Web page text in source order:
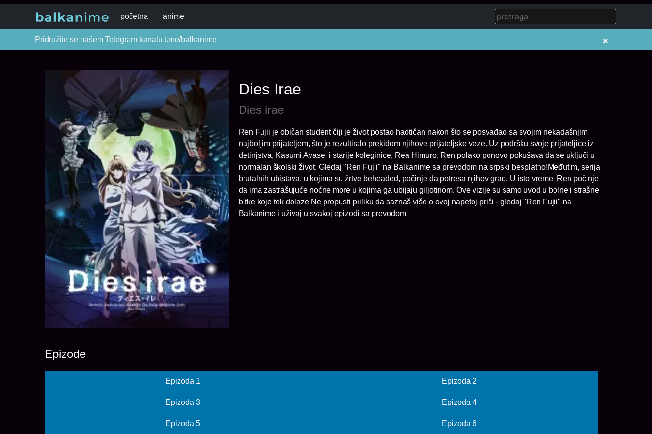
početna anime
Pridružite se našem Telegram kanalu t.me/balkanime ×
Dies Irae
Dies irae
Ren Fujii je običan student čiji je život postao haotičan nakon što se posvađao sa svojim nekadašnjim
najboljim prijateljem, što je rezultiralo prekidom njihove prijateljske veze. Uz podršku svoje prijateljice iz
detinjstva, Kasumi Ayase, i starije koleginice, Rea Himuro, Ren polako ponovo pokušava da se uključi u
normalan školski život. Gledaj "Ren Fujii" na Balkanime sa prevodom na srpski besplatno!Međutim, serija
brutalnih ubistava, u kojima su žrtve beheaded, počinje da potresa njihov grad. U isto vreme, Ren počinje
da ima zastrašujuće noćne more u kojima ga ubijaju giljotinom. Ove vizije su samo uvod u bolne i strašne
bitke koje tek dolaze.Ne propusti priliku da saznaš više o ovoj napetoj priči - gledaj "Ren Fujii" na
Balkanime i uživaj u svakoj epizodi sa prevodom!
Epizode
Epizoda 1 Epizoda 2
Epizoda 3 Epizoda 4
Epizoda 5 Epizoda 6